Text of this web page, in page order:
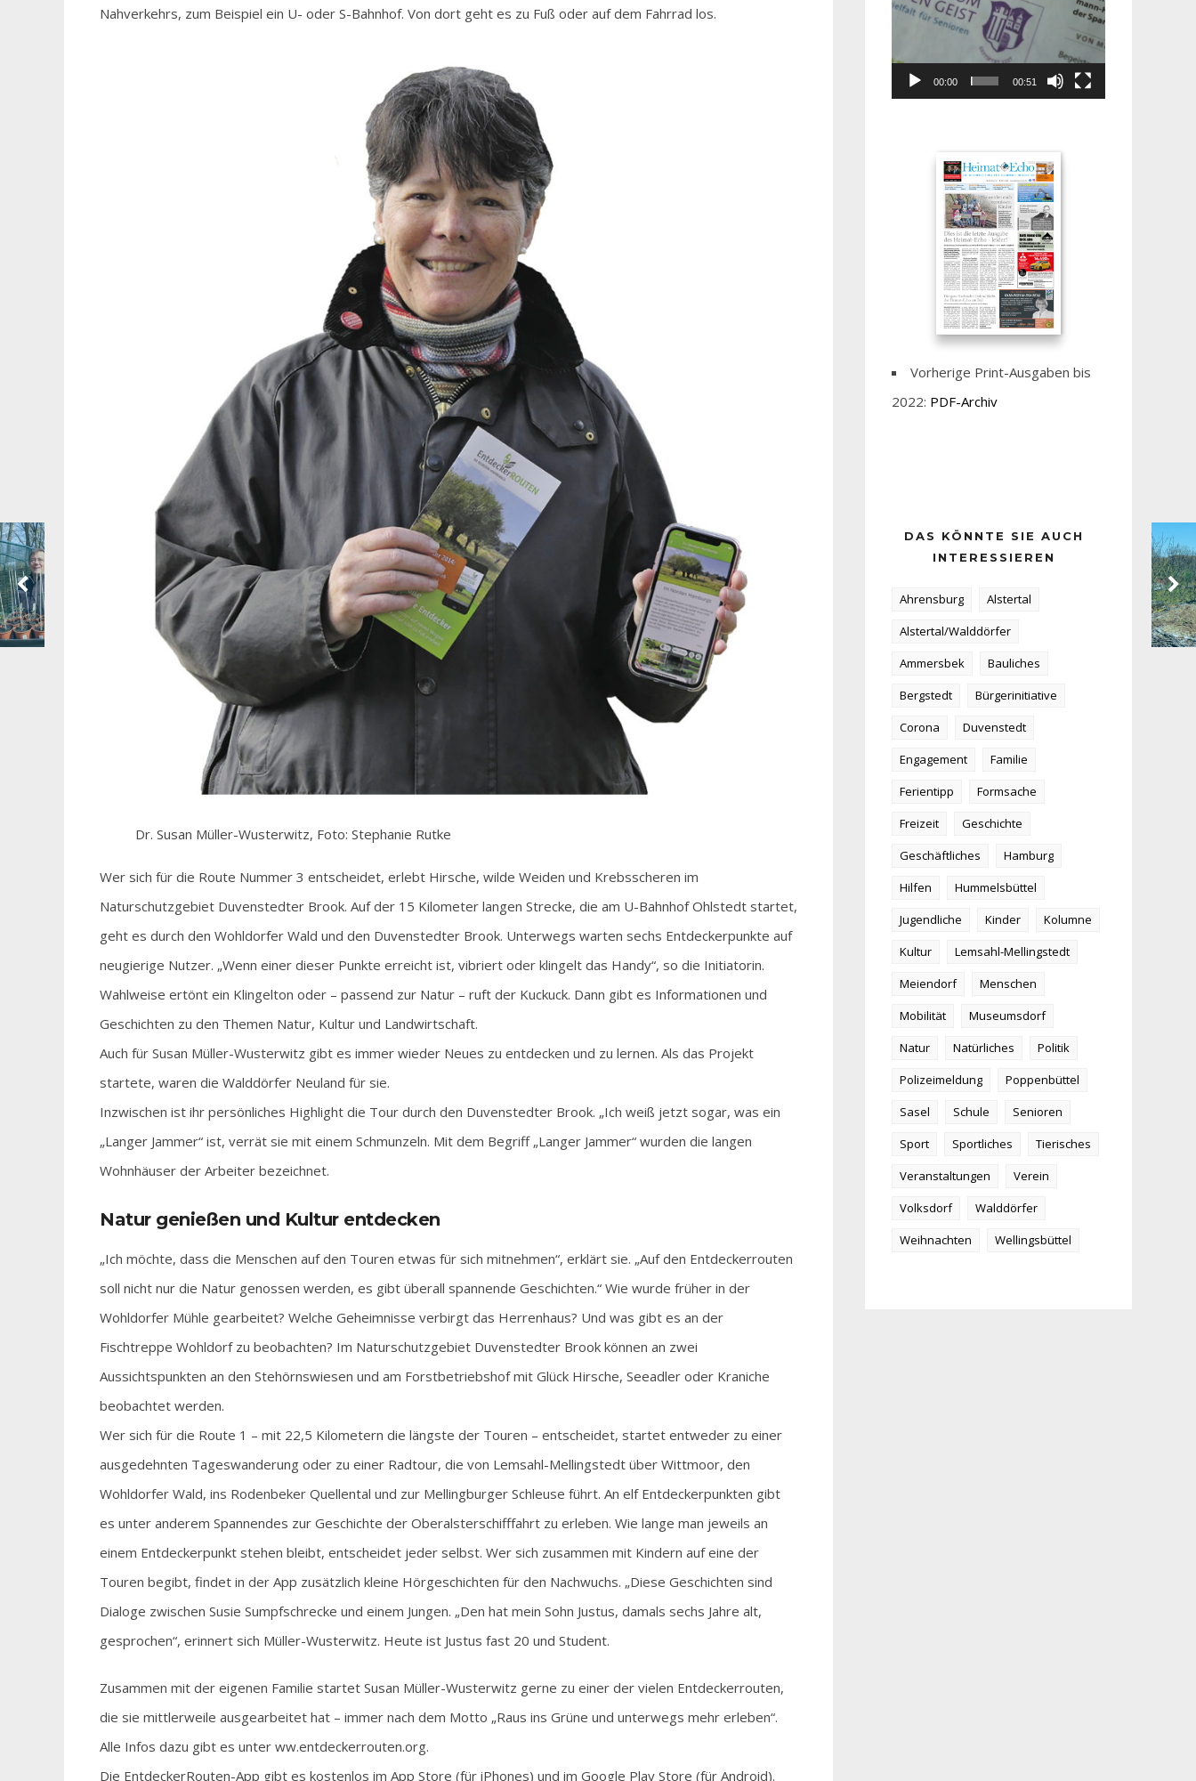
Nahverkehrs, zum Beispiel ein U- oder S-Bahnhof. Von dort geht es zu Fuß oder auf dem Fahrrad los.
Dr. Susan Müller-Wusterwitz, Foto: Stephanie Rutke
Wer sich für die Route Nummer 3 entscheidet, erlebt Hirsche, wilde Weiden und Krebsscheren im
Naturschutzgebiet Duvenstedter Brook. Auf der 15 Kilometer langen Strecke, die am U-Bahnhof Ohlstedt startet,
geht es durch den Wohldorfer Wald und den Duvenstedter Brook. Unterwegs warten sechs Entdeckerpunkte auf
neugierige Nutzer. „Wenn einer dieser Punkte erreicht ist, vibriert oder klingelt das Handy“, so die Initiatorin.
Wahlweise ertönt ein Klingelton oder – passend zur Natur – ruft der Kuckuck. Dann gibt es Informationen und
Geschichten zu den Themen Natur, Kultur und Landwirtschaft.
Auch für Susan Müller-Wusterwitz gibt es immer wieder Neues zu entdecken und zu lernen. Als das Projekt
startete, waren die Walddörfer Neuland für sie.
Inzwischen ist ihr persönliches Highlight die Tour durch den Duvenstedter Brook. „Ich weiß jetzt sogar, was ein
„Langer Jammer“ ist, verrät sie mit einem Schmunzeln. Mit dem Begriff „Langer Jammer“ wurden die langen
Wohnhäuser der Arbeiter bezeichnet.
Natur genießen und Kultur entdecken
„Ich möchte, dass die Menschen auf den Touren etwas für sich mitnehmen“, erklärt sie. „Auf den Entdeckerrouten
soll nicht nur die Natur genossen werden, es gibt überall spannende Geschichten.“ Wie wurde früher in der
Wohldorfer Mühle gearbeitet? Welche Geheimnisse verbirgt das Herrenhaus? Und was gibt es an der
Fischtreppe Wohldorf zu beobachten? Im Naturschutzgebiet Duvenstedter Brook können an zwei
Aussichtspunkten an den Stehörnswiesen und am Forstbetriebshof mit Glück Hirsche, Seeadler oder Kraniche
beobachtet werden.
Wer sich für die Route 1 – mit 22,5 Kilometern die längste der Touren – entscheidet, startet entweder zu einer
ausgedehnten Tageswanderung oder zu einer Radtour, die von Lemsahl-Mellingstedt über Wittmoor, den
Wohldorfer Wald, ins Rodenbeker Quellental und zur Mellingburger Schleuse führt. An elf Entdeckerpunkten gibt
es unter anderem Spannendes zur Geschichte der Oberalsterschifffahrt zu erleben. Wie lange man jeweils an
einem Entdeckerpunkt stehen bleibt, entscheidet jeder selbst. Wer sich zusammen mit Kindern auf eine der
Touren begibt, findet in der App zusätzlich kleine Hörgeschichten für den Nachwuchs. „Diese Geschichten sind
Dialoge zwischen Susie Sumpfschrecke und einem Jungen. „Den hat mein Sohn Justus, damals sechs Jahre alt,
gesprochen“, erinnert sich Müller-Wusterwitz. Heute ist Justus fast 20 und Student.
Zusammen mit der eigenen Familie startet Susan Müller-Wusterwitz gerne zu einer der vielen Entdeckerrouten,
die sie mittlerweile ausgearbeitet hat – immer nach dem Motto „Raus ins Grüne und unterwegs mehr erleben“.
Alle Infos dazu gibt es unter ww.entdeckerrouten.org.
Die EntdeckerRouten-App gibt es kostenlos im App Store (für iPhones) und im Google Play Store (für Android).
00:00 00:51
Vorherige Print-Ausgaben bis
2022: PDF-Archiv
DAS KÖNNTE SIE AUCH
INTERESSIEREN
Ahrensburg
Alstertal
Alstertal/Walddörfer
Ammersbek
Bauliches
Bergstedt
Bürgerinitiative
Corona
Duvenstedt
Engagement
Familie
Ferientipp
Formsache
Freizeit
Geschichte
Geschäftliches
Hamburg
Hilfen
Hummelsbüttel
Jugendliche
Kinder
Kolumne
Kultur
Lemsahl-Mellingstedt
Meiendorf
Menschen
Mobilität
Museumsdorf
Natur
Natürliches
Politik
Polizeimeldung
Poppenbüttel
Sasel
Schule
Senioren
Sport
Sportliches
Tierisches
Veranstaltungen
Verein
Volksdorf
Walddörfer
Weihnachten
Wellingsbüttel